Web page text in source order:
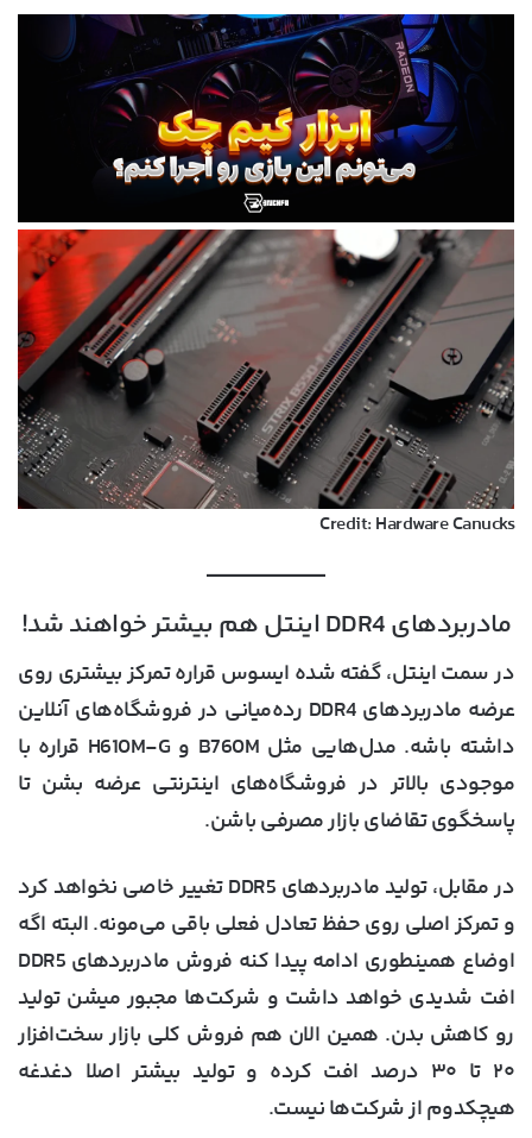
Credit: Hardware Canucks
مادربردهای DDR4 اینتل هم بیشتر خواهند شد!
در سمت اینتل، گفته شده ایسوس قراره تمرکز بیشتری روی
عرضه مادربردهای DDR4 رده‌میانی در فروشگاه‌های آنلاین
داشته باشه. مدل‌هایی مثل B760M و H610M-G قراره با
موجودی بالاتر در فروشگاه‌های اینترنتی عرضه بشن تا
پاسخگوی تقاضای بازار مصرفی باشن.
در مقابل، تولید مادربردهای DDR5 تغییر خاصی نخواهد کرد
و تمرکز اصلی روی حفظ تعادل فعلی باقی می‌مونه. البته اگه
اوضاع همینطوری ادامه پیدا کنه فروش مادربردهای DDR5
افت شدیدی خواهد داشت و شرکت‌ها مجبور میشن تولید
رو کاهش بدن. همین الان هم فروش کلی بازار سخت‌افزار
۲۰ تا ۳۰ درصد افت کرده و تولید بیشتر اصلا دغدغه
هیچکدوم از شرکت‌ها نیست.